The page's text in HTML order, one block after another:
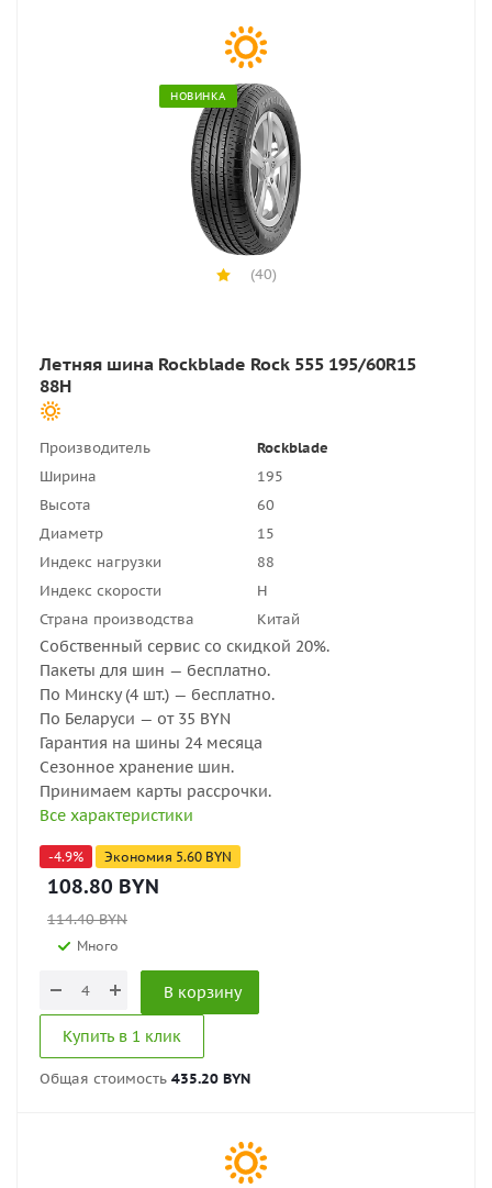
НОВИНКА
(40)
Летняя шина Rockblade Rock 555 195/60R15
88H
Производитель
Rockblade
Ширина
195
Высота
60
Диаметр
15
Индекс нагрузки
88
Индекс скорости
H
Страна производства
Китай
Собственный сервис со скидкой 20%.
Пакеты для шин — бесплатно.
По Минску (4 шт.) — бесплатно.
По Беларуси — от 35 BYN
Гарантия на шины 24 месяца
Сезонное хранение шин.
Принимаем карты рассрочки.
Все характеристики
-4.9% Экономия 5.60 BYN
108.80 BYN
114.40BYN
Много
В корзину
Купить в 1 клик
Общая стоимость 435.20 BYN